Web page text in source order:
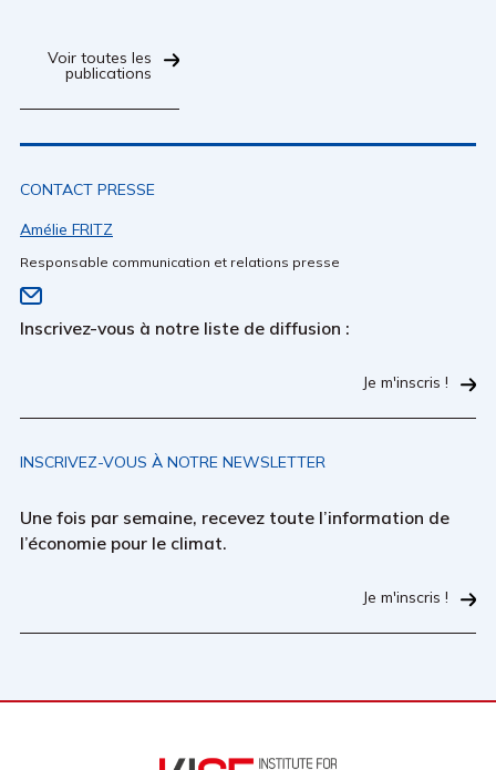
Voir toutes les
publications
CONTACT PRESSE
Amélie FRITZ
Responsable communication et relations presse
Inscrivez-vous à notre liste de diffusion :
Je m'inscris !
INSCRIVEZ-VOUS À NOTRE NEWSLETTER
Une fois par semaine, recevez toute l’information de
l’économie pour le climat.
Je m'inscris !